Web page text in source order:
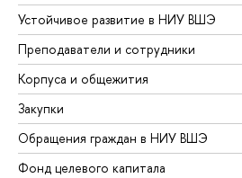
Устойчивое развитие в НИУ ВШЭ
Преподаватели и сотрудники
Корпуса и общежития
Закупки
Обращения граждан в НИУ ВШЭ
Фонд целевого капитала